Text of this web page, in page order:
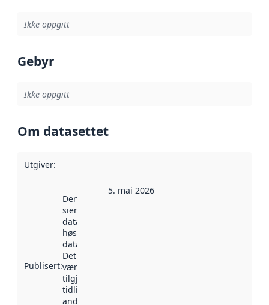
Ikke oppgitt
Gebyr
Ikke oppgitt
Om datasettet
Utgiver:
Publisert:
Denne datoen
sier når
datasettet ble
høstet av
data.norge.no.
Det kan ha
vært
tilgjengelig
tidligere
andre steder.
5. mai 2026